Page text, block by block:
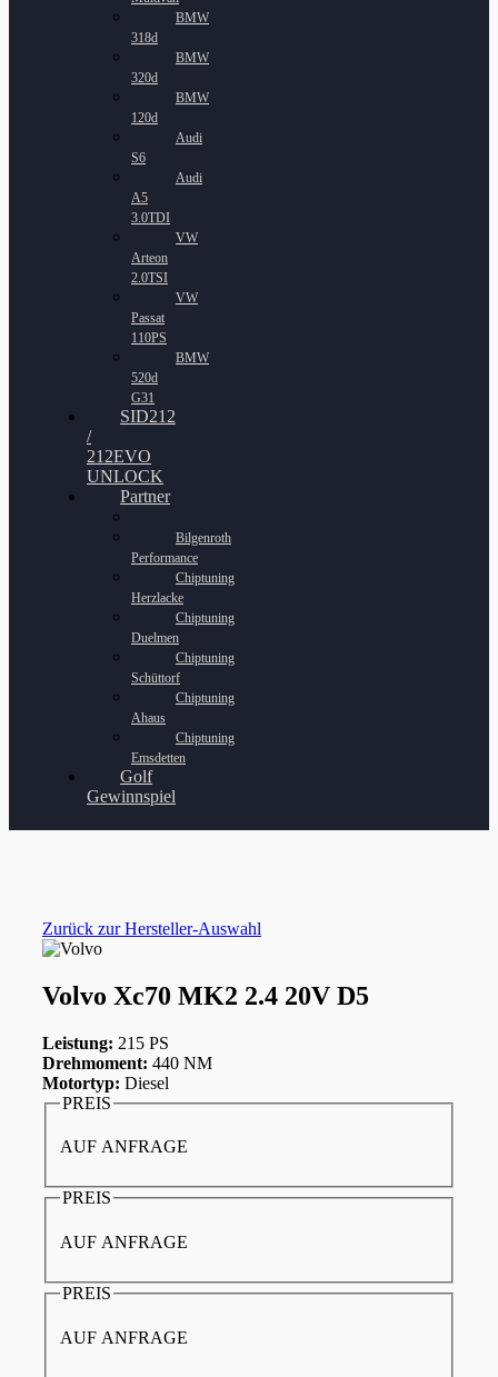
BMW
318d
BMW
320d
BMW
120d
Audi
S6
Audi
A5
3.0TDI
VW
Arteon
2.0TSI
VW
Passat
110PS
BMW
520d
G31
SID212
/
212EVO
UNLOCK
Partner
Bilgenroth
Performance
Chiptuning
Herzlacke
Chiptuning
Duelmen
Chiptuning
Schüttorf
Chiptuning
Ahaus
Chiptuning
Emsdetten
Golf
Gewinnspiel
Zurück zur Hersteller-Auswahl
Volvo Xc70 MK2 2.4 20V D5
Leistung: 215 PS
Drehmoment: 440 NM
Motortyp: Diesel
PREIS
AUF ANFRAGE
PREIS
AUF ANFRAGE
PREIS
AUF ANFRAGE